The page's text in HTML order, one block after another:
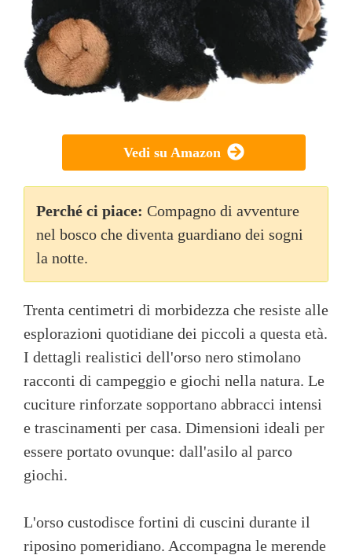
Vedi su Amazon
Perché ci piace: Compagno di avventure
nel bosco che diventa guardiano dei sogni
la notte.
Trenta centimetri di morbidezza che resiste alle
esplorazioni quotidiane dei piccoli a questa età.
I dettagli realistici dell'orso nero stimolano
racconti di campeggio e giochi nella natura. Le
cuciture rinforzate sopportano abbracci intensi
e trascinamenti per casa. Dimensioni ideali per
essere portato ovunque: dall'asilo al parco
giochi.
L'orso custodisce fortini di cuscini durante il
riposino pomeridiano. Accompagna le merende